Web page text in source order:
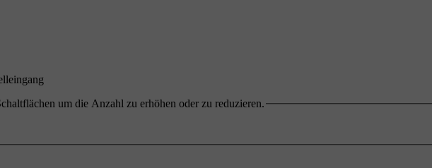
um die Anzahl zu erhöhen oder zu reduzieren.